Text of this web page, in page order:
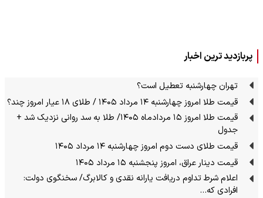
پربازدید ترین اخبار
تهران چهارشنبه تعطیل است؟
قیمت طلا امروز چهارشنبه ۱۴ مرداد ۱۴۰۵ / طلای ۱۸ عیار امروز چند؟
قیمت طلا امروز ۱۵ مردادماه ۱۴۰۵/ طلا به سد روانی نزدیک شد +
جدول
قیمت طلای دست دوم امروز چهارشنبه ۱۴ مرداد ۱۴۰۵
قیمت دینار عراق، امروز پنجشنبه ۱۵ مرداد ۱۴۰۵
اعلام شرط تداوم دریافت یارانه نقدی و کالابرگ/ سخنگوی دولت:
افرادی که…